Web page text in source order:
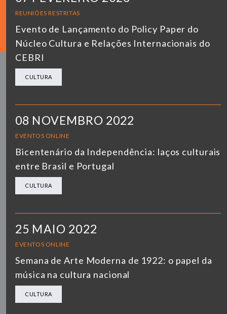
REUNIÕES RESTRITAS
Evento de Lançamento do Policy Paper do
Núcleo Cultura e Relações Internacionais do
CEBRI
CULTURA
08 NOVEMBRO 2022
EVENTOS ONLINE
Bicentenário da Independência: laços culturais
entre Brasil e Portugal
CULTURA
25 MAIO 2022
EVENTOS ONLINE
Semana de Arte Moderna de 1922: o papel da
música na cultura nacional
CULTURA